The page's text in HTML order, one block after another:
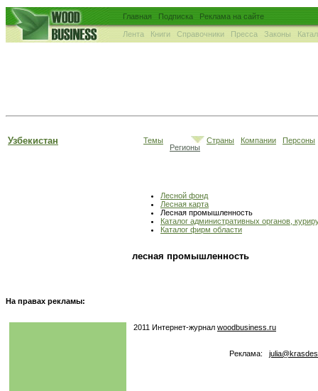
Главная Подписка Реклама на сайте
Лента Книги Справочники Пресса Законы
Узбекистан
Темы
Регионы
Страны Компании Персоны
Лесной фонд
Лесная карта
Лесная промышленность
Каталог административных органов,
Каталог фирм области
лесная промышленность
На правах рекламы:
2011 Интернет-журнал woodbusiness.ru
Реклама: